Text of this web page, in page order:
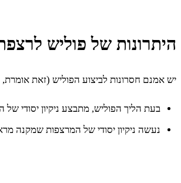
היתרונות של פוליש
יש אמנם חסרונות לביצוע הפוליש (זאת
בעת הליך הפוליש, מתבצע ניקיון יסודי של
נעשה ניקיון יסודי של המרצפות שמקנה